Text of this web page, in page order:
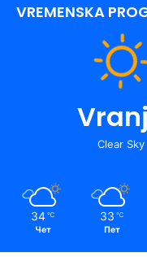
VREMENSKA
Clear Sky
34 ℃
Чет
33 ℃
Пет